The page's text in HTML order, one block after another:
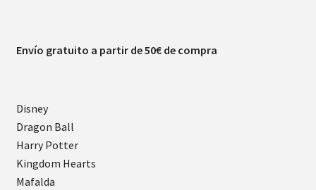
Envío gratuito a partir de 50€ de compra
Disney
Dragon Ball
Harry Potter
Kingdom Hearts
Mafalda